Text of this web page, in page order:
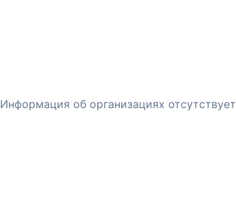
Информация об организациях отсутствует